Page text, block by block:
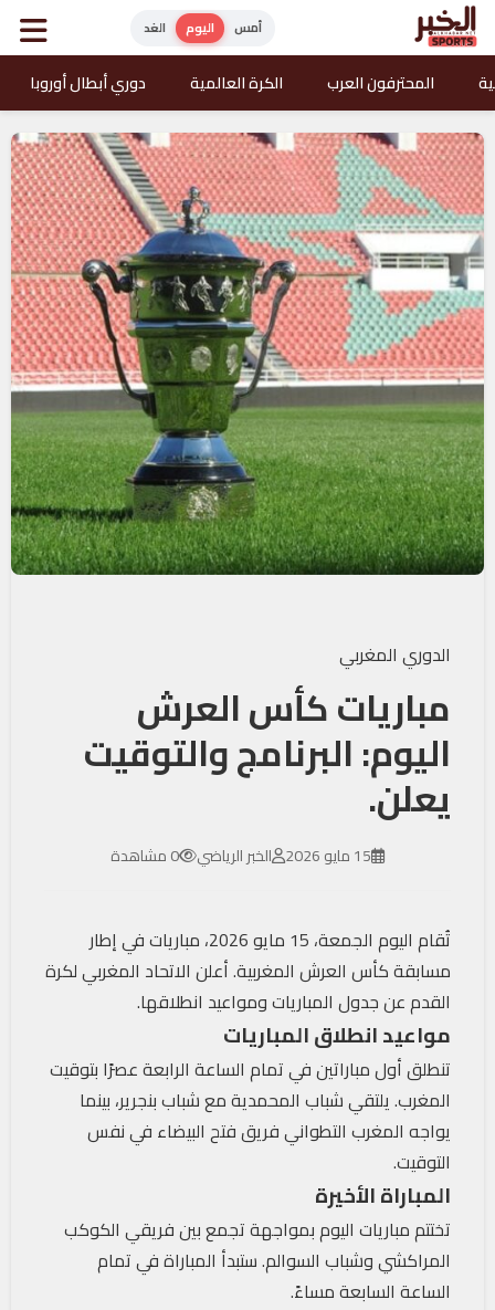
أمس اليوم الغد
المحترفون العرب الكرة العالمية دوري أبطال أوروبا
الدوري المغربي
مباريات كأس العرش
اليوم: البرنامج والتوقيت
يعلن.
15 مايو 2026 الخبر الرياضي 0 مشاهدة
تُقام اليوم الجمعة، 15 مايو 2026، مباريات في إطار
مسابقة كأس العرش المغربية. أعلن الاتحاد المغربي لكرة
القدم عن جدول المباريات ومواعيد انطلاقها.
مواعيد انطلاق المباريات
تنطلق أول مباراتين في تمام الساعة الرابعة عصرًا بتوقيت
المغرب. يلتقي شباب المحمدية مع شباب بنجرير، بينما
يواجه المغرب التطواني فريق فتح البيضاء في نفس
التوقيت.
المباراة الأخيرة
تختتم مباريات اليوم بمواجهة تجمع بين فريقي الكوكب
المراكشي وشباب السوالم. ستبدأ المباراة في تمام
الساعة السابعة مساءً.